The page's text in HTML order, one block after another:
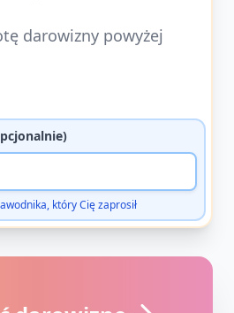
darowizny powyżej
który Cię zaprosił